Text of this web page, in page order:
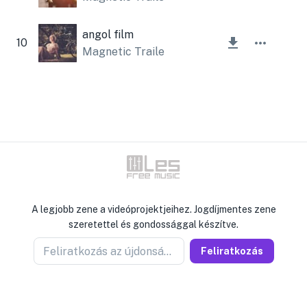
10
angol film
Magnetic Trailer
A legjobb zene a videóprojektjeihez. Jogdíjmentes zene
szeretettel és gondossággal készítve.
Feliratkozás az újdonságokért Feliratkozás